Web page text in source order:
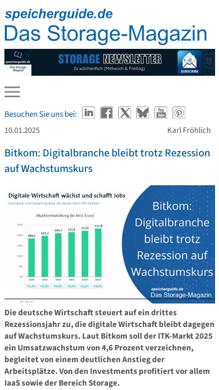
Besuchen Sie uns bei:
10.01.2025
Karl Fröhlich
Bitkom: Digitalbranche bleibt trotz Rezession
auf Wachstumskurs
Die deutsche Wirtschaft steuert auf ein drittes
Rezessionsjahr zu, die digitale Wirtschaft bleibt dagegen
auf Wachstumskurs. Laut Bitkom soll der ITK-Markt 2025
ein Umsatzwachstum von 4,6 Prozent verzeichnen,
begleitet von einem deutlichen Anstieg der
Arbeitsplätze. Von den Investments profitiert vor allem
IaaS sowie der Bereich Storage.